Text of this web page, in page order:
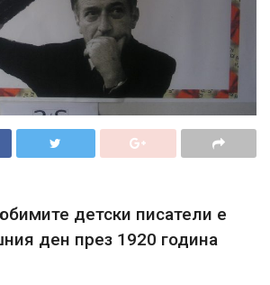
детски писатели е
ден през 1920 година